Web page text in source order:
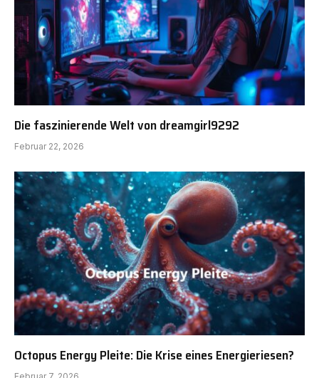
Die faszinierende Welt von dreamgirl9292
Februar 22, 2026
Octopus Energy Pleite: Die Krise eines Energieriesen?